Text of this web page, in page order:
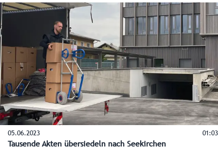
einladendes Bürgerservice erwartet dann die Bürger,
offene und helle Büros die Mitarbeiter. Die
Hauptübersiedelung startet am 21. Juni, der Vollbetrieb am
05.06.2023 01:03
Tausende Akten übersiedeln nach Seekirchen